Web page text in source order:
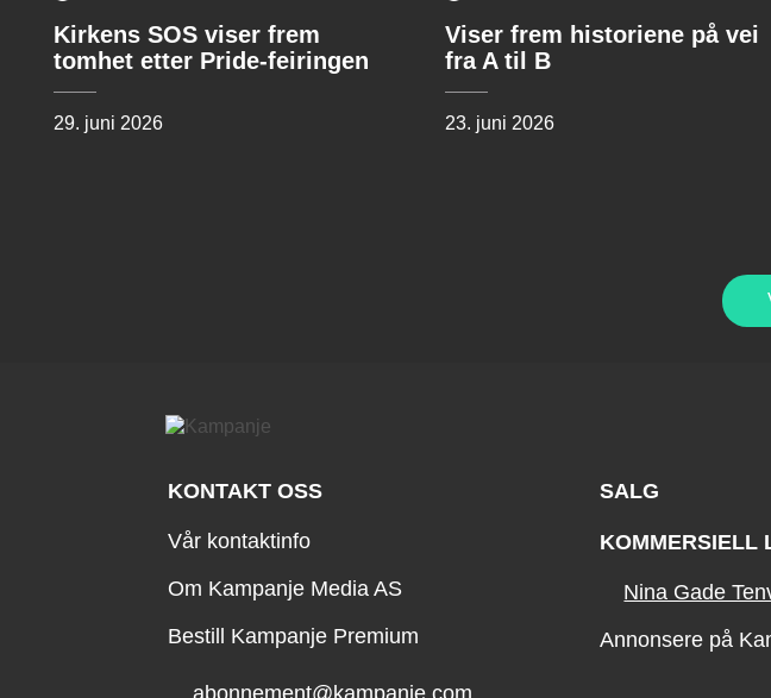
Kirkens SOS viser frem
tomhet etter Pride-feiringen
29. juni 2026
Viser frem historiene på vei
fra A til B
23. juni 2026
KONTAKT OSS
Vår kontaktinfo
Om Kampanje Media AS
Bestill Kampanje Premium
SALG
KOMMERSIELL
Nina Gade
Annonsere på